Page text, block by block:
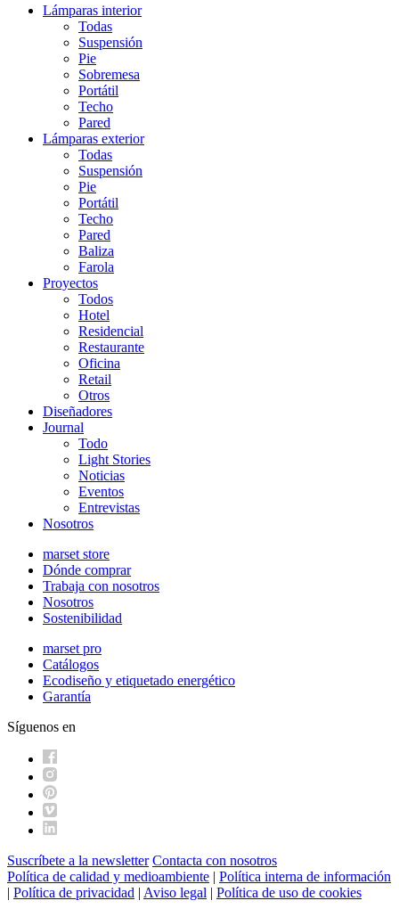
Lámparas interior
Todas
Suspensión
Pie
Sobremesa
Portátil
Techo
Pared
Lámparas exterior
Todas
Suspensión
Pie
Portátil
Techo
Pared
Baliza
Farola
Proyectos
Todos
Hotel
Residencial
Restaurante
Oficina
Retail
Otros
Diseñadores
Journal
Todo
Light Stories
Noticias
Eventos
Entrevistas
Nosotros
marset store
Dónde comprar
Trabaja con nosotros
Nosotros
Sostenibilidad
marset pro
Catálogos
Ecodiseño y etiquetado energético
Garantía
Síguenos en
Suscríbete a la newsletter Contacta con nosotros
Política de calidad y medioambiente | Política interna de información
| Política de privacidad | Aviso legal | Política de uso de cookies